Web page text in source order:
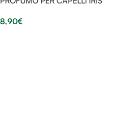
8,90€